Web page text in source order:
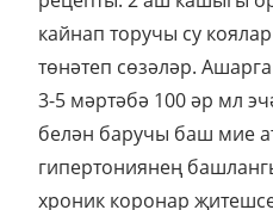
әгъзалары
эшкәртелүне яхшырту
куучы буларак.
Укроп күнел
диабеты белән авыручы
файдалы. Чөнки диабет